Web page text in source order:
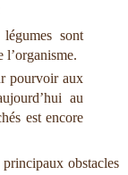
sont
l’organisme.
pourvoir aux
au
est encore
obstacles